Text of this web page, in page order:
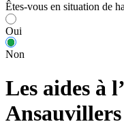
Êtes-vous en situation de
Oui
Non
Les aides à
Ansauvillers